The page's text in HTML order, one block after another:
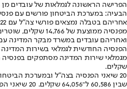
הפרישה הראשונה לגמלאות של עובדים
שקלים.
20 שיאני הפנסיה בצה"ל ובמערכת
שבין 60,586